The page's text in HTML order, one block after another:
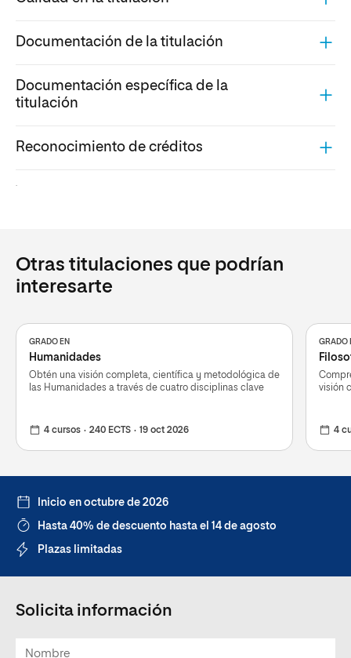
Documentación de la titulación
Documentación específica de la
titulación
Reconocimiento de créditos
Otras titulaciones que podrían
interesarte
GRADO EN
Humanidades
Obtén una visión completa, científica y metodológica de
las Humanidades a través de cuatro disciplinas clave
4 cursos 240 ECTS 19 oct 2026
GRADO
visión
4
Inicio en octubre de 2026
Hasta 40% de descuento hasta el 14 de agosto
Plazas limitadas
Solicita información